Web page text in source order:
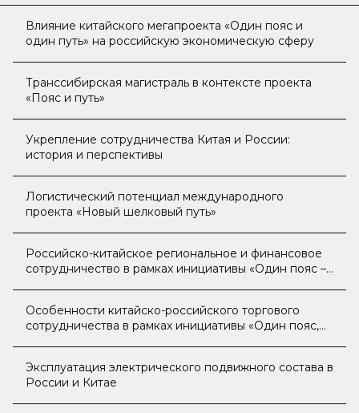
Влияние китайского мегапроекта «Один пояс и
один путь» на российскую экономическую сферу
Транссибирская магистраль в контексте проекта
«Пояс и путь»
Укрепление сотрудничества Китая и России:
история и перспективы
Логистический потенциал международного
проекта «Новый шелковый путь»
Российско-китайское региональное и финансовое
сотрудничество в рамках инициативы «Один пояс –
Особенности китайско-российского торгового
сотрудничества в рамках инициативы «Один пояс,
Эксплуатация электрического подвижного состава в
России и Китае